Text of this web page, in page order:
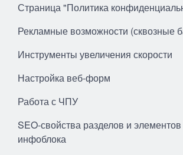
Страница "Политика
Рекламные возможности (сквозные
Инструменты увеличения скорости
Настройка веб-форм
Работа с ЧПУ
SEO-свойства разделов и элементов
инфоблока